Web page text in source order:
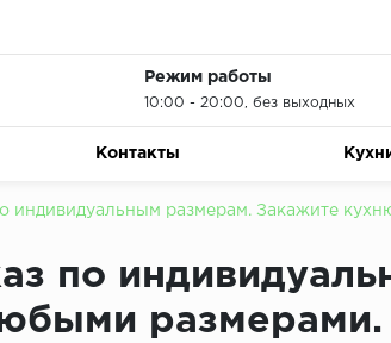
Режим работы
10:00 - 20:00, без выходных
Контакты
индивидуальным размерам. Закажите
по
размерами.